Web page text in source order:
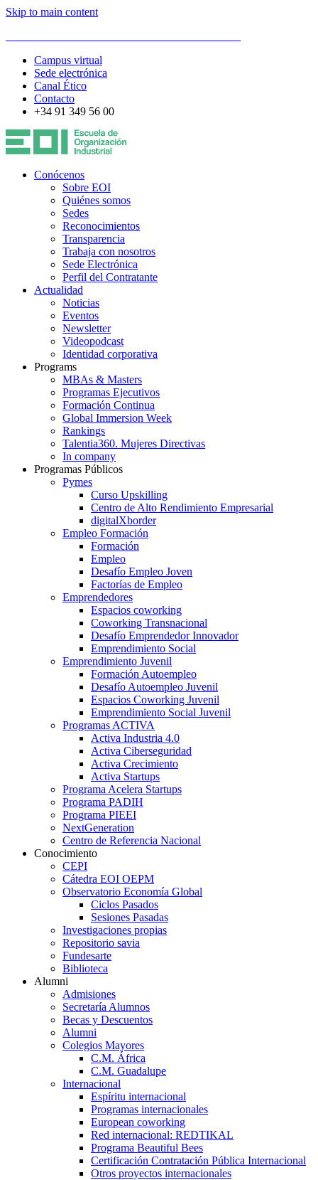
Skip to main content
Campus virtual
Sede electrónica
Canal Ético
Contacto
+34 91 349 56 00
Conócenos
Sobre EOI
Quiénes somos
Sedes
Reconocimientos
Transparencia
Trabaja con nosotros
Sede Electrónica
Perfil del Contratante
Actualidad
Noticias
Eventos
Newsletter
Videopodcast
Identidad corporativa
Programs
MBAs & Masters
Programas Ejecutivos
Formación Continua
Global Immersion Week
Rankings
Talentia360. Mujeres Directivas
In company
Programas Públicos
Pymes
Curso Upskilling
Centro de Alto Rendimiento Empresarial
digitalXborder
Empleo Formación
Formación
Empleo
Desafío Empleo Joven
Factorías de Empleo
Emprendedores
Espacios coworking
Coworking Transnacional
Desafío Emprendedor Innovador
Emprendimiento Social
Emprendimiento Juvenil
Formación Autoempleo
Desafío Autoempleo Juvenil
Espacios Coworking Juvenil
Emprendimiento Social Juvenil
Programas ACTIVA
Activa Industria 4.0
Activa Ciberseguridad
Activa Crecimiento
Activa Startups
Programa Acelera Startups
Programa PADIH
Programa PIEEI
NextGeneration
Centro de Referencia Nacional
Conocimiento
CEPI
Cátedra EOI OEPM
Observatorio Economía Global
Ciclos Pasados
Sesiones Pasadas
Investigaciones propias
Repositorio savia
Fundesarte
Biblioteca
Alumni
Admisiones
Secretaría Alumnos
Becas y Descuentos
Alumni
Colegios Mayores
C.M. África
C.M. Guadalupe
Internacional
Espíritu internacional
Programas internacionales
European coworking
Red internacional: REDTIKAL
Programa Beautiful Bees
Certificación Contratación Pública Internacional
Otros proyectos internacionales